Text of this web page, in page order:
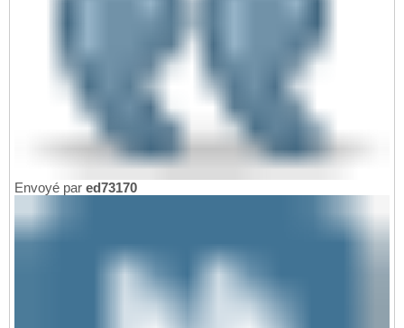
Envoyé par ed73170